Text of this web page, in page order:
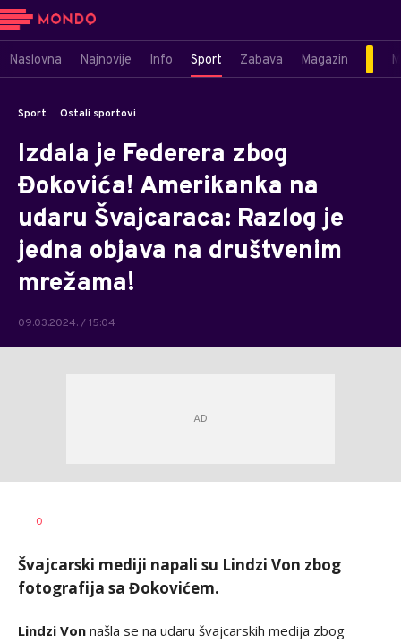
Naslovna Najnovije Info Sport Zabava Magazin
Sport Ostali sportovi
Izdala je Federera zbog
Đokovića! Amerikanka na
udaru Švajcaraca: Razlog je
jedna objava na društvenim
mrežama!
09.03.2024. / 15:04
AUTOR
0
Švajcarski mediji napali su Lindzi Von zbog
fotografija sa Đokovićem.
Lindzi Von našla se na udaru švajcarskih medija zbog